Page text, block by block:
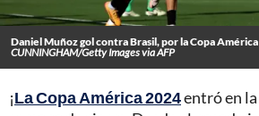
Daniel Muñoz gol contra Brasil, por la Copa
CUNNINGHAM/Getty Images via AFP
¡La Copa América 2024entró en la